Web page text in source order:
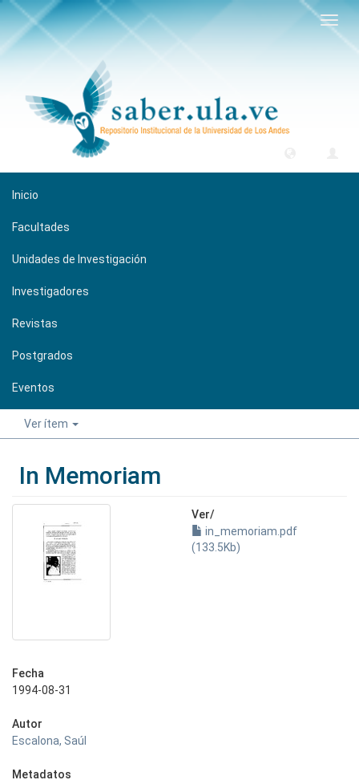
Inicio
Facultades
Unidades de Investigación
Investigadores
Revistas
Postgrados
Eventos
Ver ítem
In Memoriam
Ver/
in_memoriam.pdf
(133.5Kb)
Fecha
1994-08-31
Autor
Escalona, Saúl
Metadatos